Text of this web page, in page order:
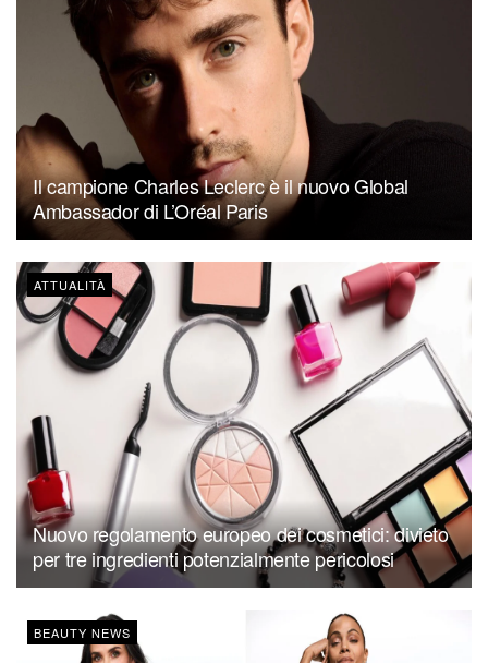
Il campione Charles Leclerc è il nuovo Global
Ambassador di L’Oréal Paris
ATTUALITÀ
Nuovo regolamento europeo dei cosmetici: divieto
per tre ingredienti potenzialmente pericolosi
BEAUTY NEWS